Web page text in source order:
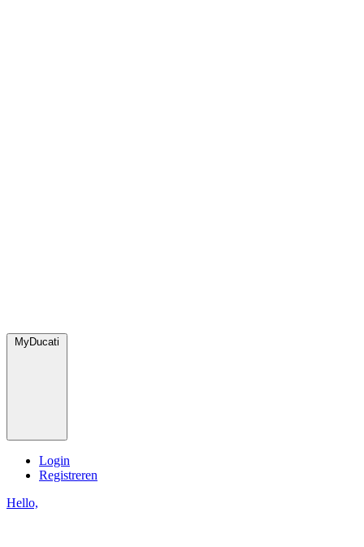
MyDucati
Login
Registreren
Hello,